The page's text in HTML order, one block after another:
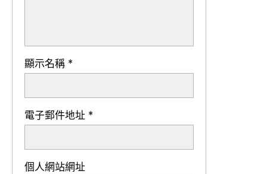
顯示名稱 *
電子郵件地址 *
個人網站網址